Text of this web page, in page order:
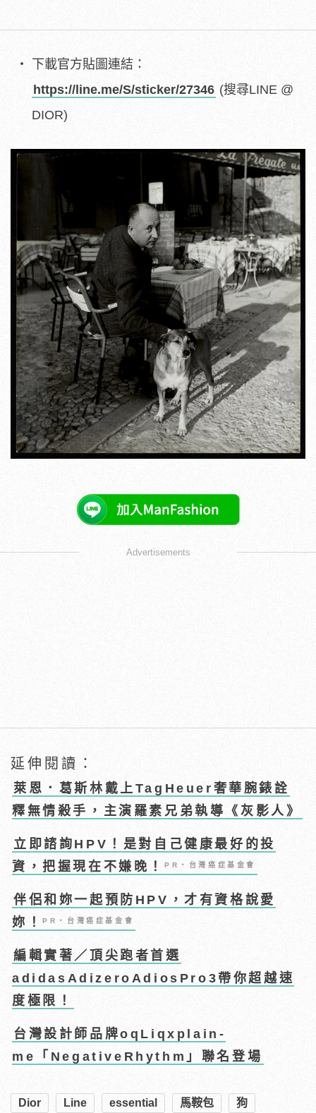
下載官方貼圖連結：
https://line.me/S/sticker/27346 (搜尋LINE @
DIOR)
Advertisements
延伸閱讀：
萊恩．葛斯林戴上TagHeuer奢華腕錶詮
釋無情殺手，主演羅素兄弟執導《灰影人》
立即諮詢HPV！是對自己健康最好的投
資，把握現在不嫌晚！PR・台灣癌症基金會
伴侶和妳一起預防HPV，才有資格說愛
妳！PR・台灣癌症基金會
編輯實著／頂尖跑者首選
adidasAdizeroAdiosPro3帶你超越速
度極限！
台灣設計師品牌oqLiqxplain-
me「NegativeRhythm」聯名登場
Dior Line essential 馬鞍包 狗